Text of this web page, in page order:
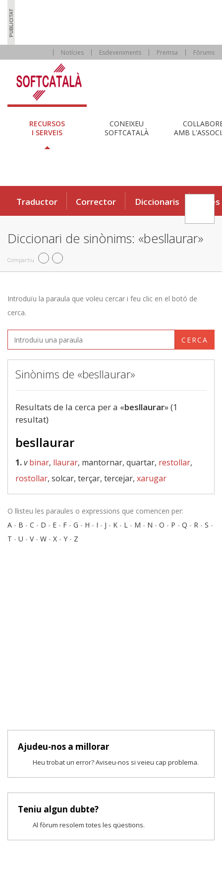
Notícies Esdeveniments Premsa Fòrums
RECURSOS
I SERVEIS
CONEIXEU
SOFTCATALÀ
AMB
Traductor Corrector Diccionaris Eines
Diccionari de sinònims: «besllaurar»
Compartiu
Introduïu la paraula que voleu cercar i feu clic en el botó de
cerca.
CERCA
Sinònims de «besllaurar»
Resultats de la cerca per a «besllaurar» (1
resultat)
besllaurar
1.v binar, llaurar, mantornar, quartar, restollar,
rostollar, solcar, terçar, tercejar, xarugar
O llisteu les paraules o expressions que comencen per:
A - B - C - D - E - F - G - H - I - J - K - L - M - N - O - P - Q - R - S -
T - U - V- W - X - Y - Z
Ajudeu-nos a millorar
Heu trobat un error? Aviseu-nos si veieu cap problema.
Teniu algun dubte?
Al fòrum resolem totes les qüestions.